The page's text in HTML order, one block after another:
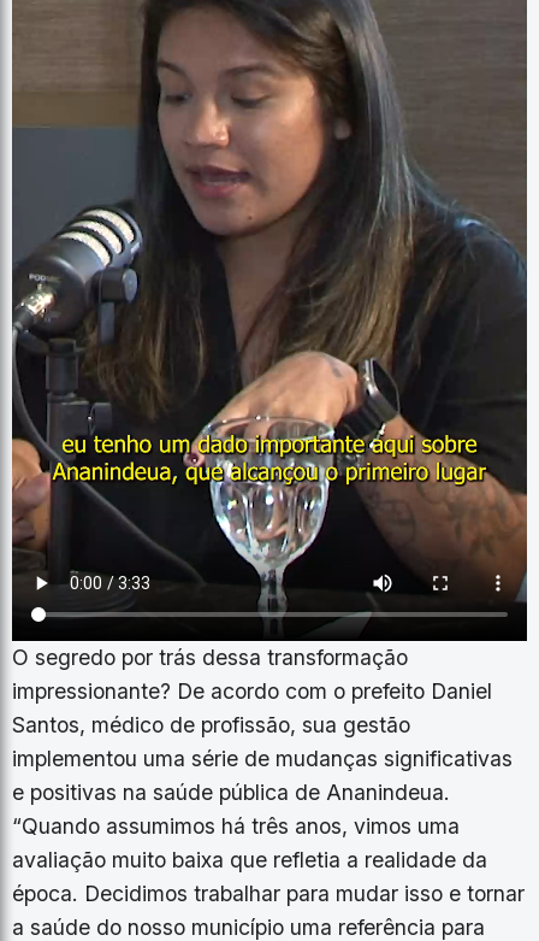
O segredo por trás dessa transformação
impressionante? De acordo com o prefeito Daniel
Santos, médico de profissão, sua gestão
implementou uma série de mudanças significativas
e positivas na saúde pública de Ananindeua.
“Quando assumimos há três anos, vimos uma
avaliação muito baixa que refletia a realidade da
época. Decidimos trabalhar para mudar isso e tornar
a saúde do nosso município uma referência para